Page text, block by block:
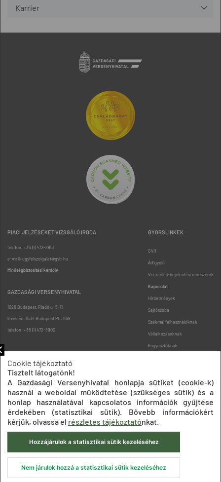
Karrier
PIACI JELZÉSEKET VIZSGÁLÓ IRODA
telefon: +36 (1) 472-8851
e-mail: ugyfelszolgalat@gvh.hu
Minőségbiztosítási kérdőív
GAZDASÁGI VERSENYHIVATAL
1026 Budapest, Riadó u. 5-11.
levélcím: 1534 Budapest Pf.: 958
telefon: +36 (1) 472-8900
GYORSLINKEK
GVH
Árfigyelő
Visszaélés-bejelentési rendszerek
Kapcsolat
Hirdetmények
Sajtószoba
Szakmai felhasználóknak
Vállalkozásoknak
Fogyasztóknak
Közadatkereső
Süti beállítások ÁSZF
© 2020 Gazdasági Versenyhivatal
Cookie tájékoztató
Tisztelt látogatónk!
A Gazdasági Versenyhivatal honlapja sütiket (cookie-k)
használ a weboldal működtetése (szükséges sütik) és a
honlap használatával kapcsolatos információk gyűjtése
érdekében (statisztikai sütik). Bővebb információkért
kérjük, olvassa el részletes tájékoztatónkat.
Hozzájárulok a statisztikai sütik kezeléséhez
Nem járulok hozzá a statisztikai sütik kezeléséhez